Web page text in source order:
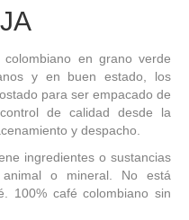
en grano verde
y en buen estado, los
para ser empacado de
de calidad desde la
y despacho.
ingredientes o sustancias
o mineral. No está
100% café colombiano sin